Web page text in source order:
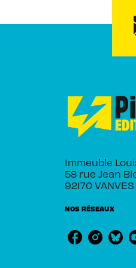
Immeuble
58 rue Jean
92170 VANVES
NOS RÉSEAUX